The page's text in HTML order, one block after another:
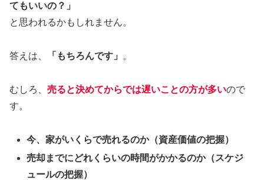
てもいいの？」
と思われるかもしれません。
答えは、 「もちろんです」 。
むしろ、 売ると決めてからでは遅いことの方が多いので
す。
今、家がいくらで売れるのか（資産価値の把握）
売却までにどれくらいの時間がかかるのか（スケジ
ュールの把握）